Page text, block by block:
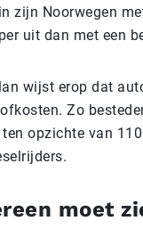
zijn Noorwegen
uit dan met een
wijst erop dat
Zo
ten opzichte van
moet